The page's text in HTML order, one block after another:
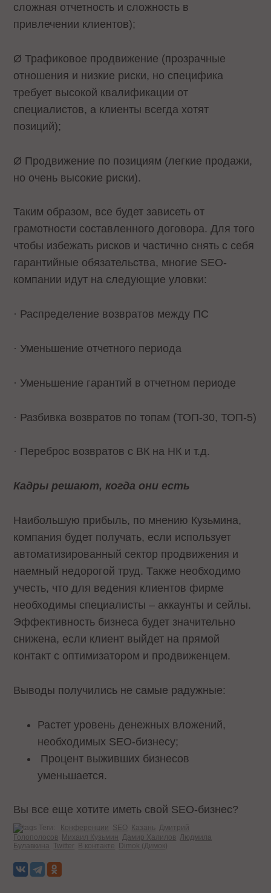
сложная отчетность и сложность в
привлечении клиентов);
Ø Трафиковое продвижение (прозрачные
отношения и низкие риски, но специфика
требует высокой квалификации от
специалистов, а клиенты всегда хотят
позиций);
Ø Продвижение по позициям (легкие продажи,
но очень высокие риски).
Таким образом, все будет зависеть от
грамотности составленного договора. Для того
чтобы избежать рисков и частично снять с себя
гарантийные обязательства, многие SEO-
компании идут на следующие уловки:
· Распределение возвратов между ПС
· Уменьшение отчетного периода
· Уменьшение гарантий в отчетном периоде
· Разбивка возвратов по топам (ТОП-30, ТОП-5)
· Переброс возвратов с ВК на НК и т.д.
Кадры решают, когда они есть
Наибольшую прибыль, по мнению Кузьмина,
компания будет получать, если использует
автоматизированный сектор продвижения и
наемный недорогой труд. Также необходимо
учесть, что для ведения клиентов фирме
необходимы специалисты – аккаунты и сейлы.
Эффективность бизнеса будет значительно
снижена, если клиент выйдет на прямой
контакт с оптимизатором и продвиженцем.
Выводы получились не самые радужные:
Растет уровень денежных вложений,
необходимых SEO-бизнесу;
Процент выживших бизнесов
уменьшается.
Вы все еще хотите иметь свой SEO-бизнес?
Теги: Конференции SEO Казань Дмитрий
Голополосов Михаил Кузьмин Дамир Халилов Людмила
Булавкина Twitter В контакте Dimok (Димок)